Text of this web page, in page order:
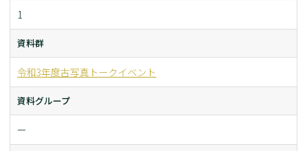
1
資料群
令和3年度古写真トークイベント
資料グループ
ー